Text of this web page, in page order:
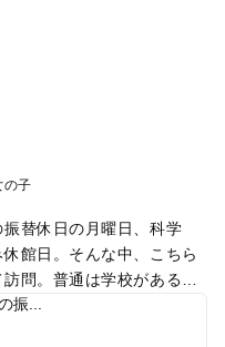
の子
替休日の月曜日、科学
館日。そんな中、こちら
問。普通は学校がある日
は博士の助手役の役者さ